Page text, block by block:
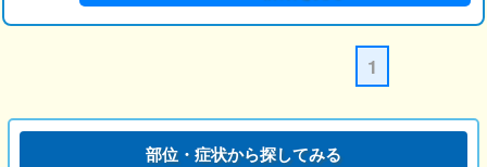
1
部位・症状から探してみる